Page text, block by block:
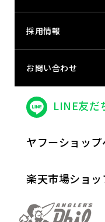
採用情報
お問い合わせ
LINE友だ
ヤフーショップ
楽天市場ショッ